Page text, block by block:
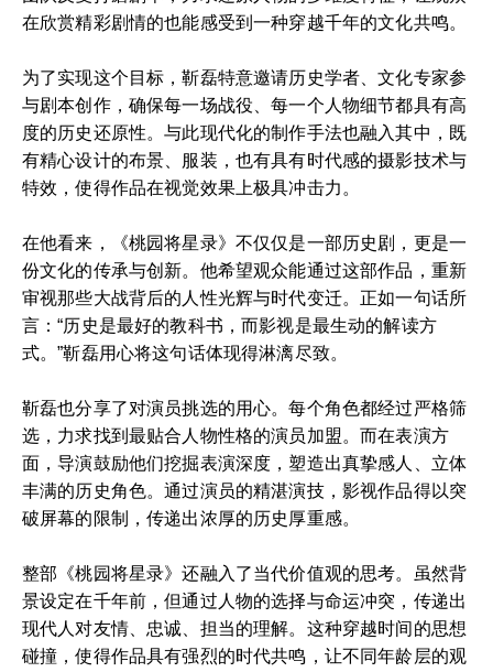
在欣赏精彩剧情的也能感受到一种穿越千年的文化共鸣。
为了实现这个目标，靳磊特意邀请历史学者、文化专家参
与剧本创作，确保每一场战役、每一个人物细节都具有高
度的历史还原性。与此现代化的制作手法也融入其中，既
有精心设计的布景、服装，也有具有时代感的摄影技术与
特效，使得作品在视觉效果上极具冲击力。
在他看来，《桃园将星录》不仅仅是一部历史剧，更是一
份文化的传承与创新。他希望观众能通过这部作品，重新
审视那些大战背后的人性光辉与时代变迁。正如一句话所
言：“历史是最好的教科书，而影视是最生动的解读方
式。”靳磊用心将这句话体现得淋漓尽致。
靳磊也分享了对演员挑选的用心。每个角色都经过严格筛
选，力求找到最贴合人物性格的演员加盟。而在表演方
面，导演鼓励他们挖掘表演深度，塑造出真挚感人、立体
丰满的历史角色。通过演员的精湛演技，影视作品得以突
破屏幕的限制，传递出浓厚的历史厚重感。
整部《桃园将星录》还融入了当代价值观的思考。虽然背
景设定在千年前，但通过人物的选择与命运冲突，传递出
现代人对友情、忠诚、担当的理解。这种穿越时间的思想
碰撞，使得作品具有强烈的时代共鸣，让不同年龄层的观